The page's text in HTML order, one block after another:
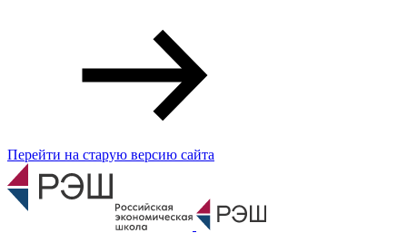
Перейти на старую версию сайта